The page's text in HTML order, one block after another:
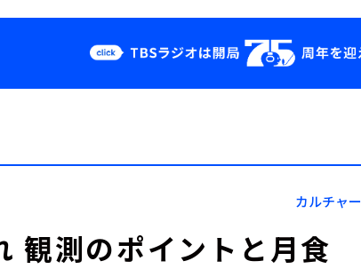
YouTube
カルチャー
観測のポイントと月食